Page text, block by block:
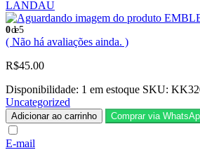
LANDAU
0de 5
( Não há avaliações ainda. )
R$45.00
Disponibilidade: 1 em estoque SKU:
Uncategorized
Adicionar ao carrinho Comprar via
E-mail